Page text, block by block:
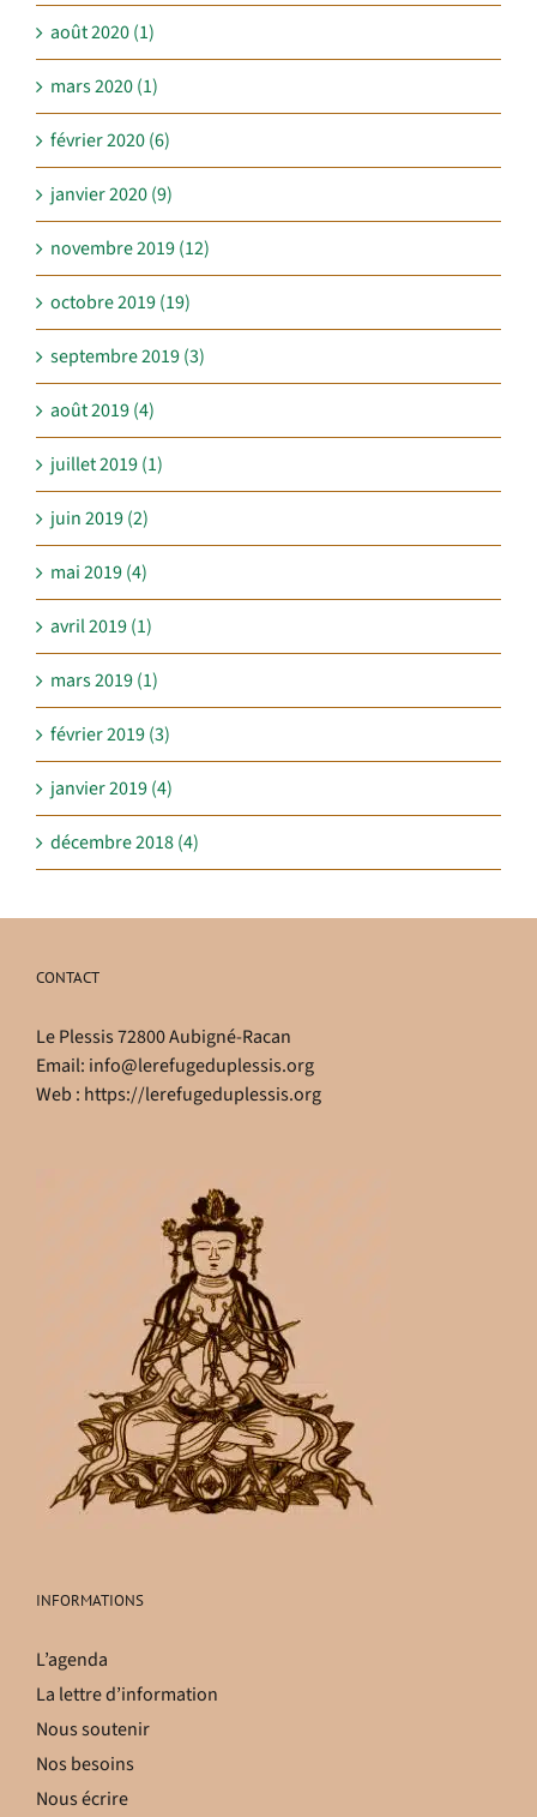
août 2020 (1)
mars 2020 (1)
février 2020 (6)
janvier 2020 (9)
novembre 2019 (12)
octobre 2019 (19)
septembre 2019 (3)
août 2019 (4)
juillet 2019 (1)
juin 2019 (2)
mai 2019 (4)
avril 2019 (1)
mars 2019 (1)
février 2019 (3)
janvier 2019 (4)
décembre 2018 (4)
CONTACT
Le Plessis 72800 Aubigné-Racan
Email: info@lerefugeduplessis.org
Web : https://lerefugeduplessis.org
INFORMATIONS
L’agenda
La lettre d’information
Nous soutenir
Nos besoins
Nous écrire